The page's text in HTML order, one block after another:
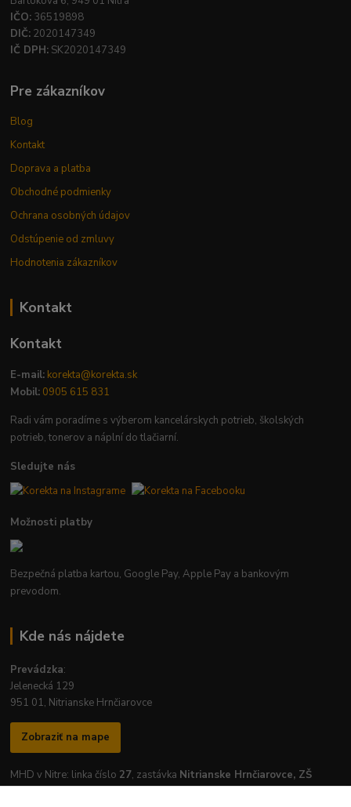
IČO: 36519898
DIČ: 2020147349
IČ DPH: SK2020147349
Pre zákazníkov
Blog
Kontakt
Doprava a platba
Obchodné podmienky
Ochrana osobných údajov
Odstúpenie od zmluvy
Hodnotenia zákazníkov
Kontakt
Kontakt
E-mail: korekta@korekta.sk
Mobil: 0905 615 831
Radi vám poradíme s výberom kancelárskych potrieb, školských
potrieb, tonerov a náplní do tlačiarní.
Sledujte nás
Možnosti platby
Bezpečná platba kartou, Google Pay, Apple Pay a bankovým
prevodom.
Kde nás nájdete
Prevádzka:
Jelenecká 129
951 01, Nitrianske Hrnčiarovce
Zobraziť na mape
MHD v Nitre: linka číslo 27, zastávka Nitrianske Hrnčiarovce, ZŠ